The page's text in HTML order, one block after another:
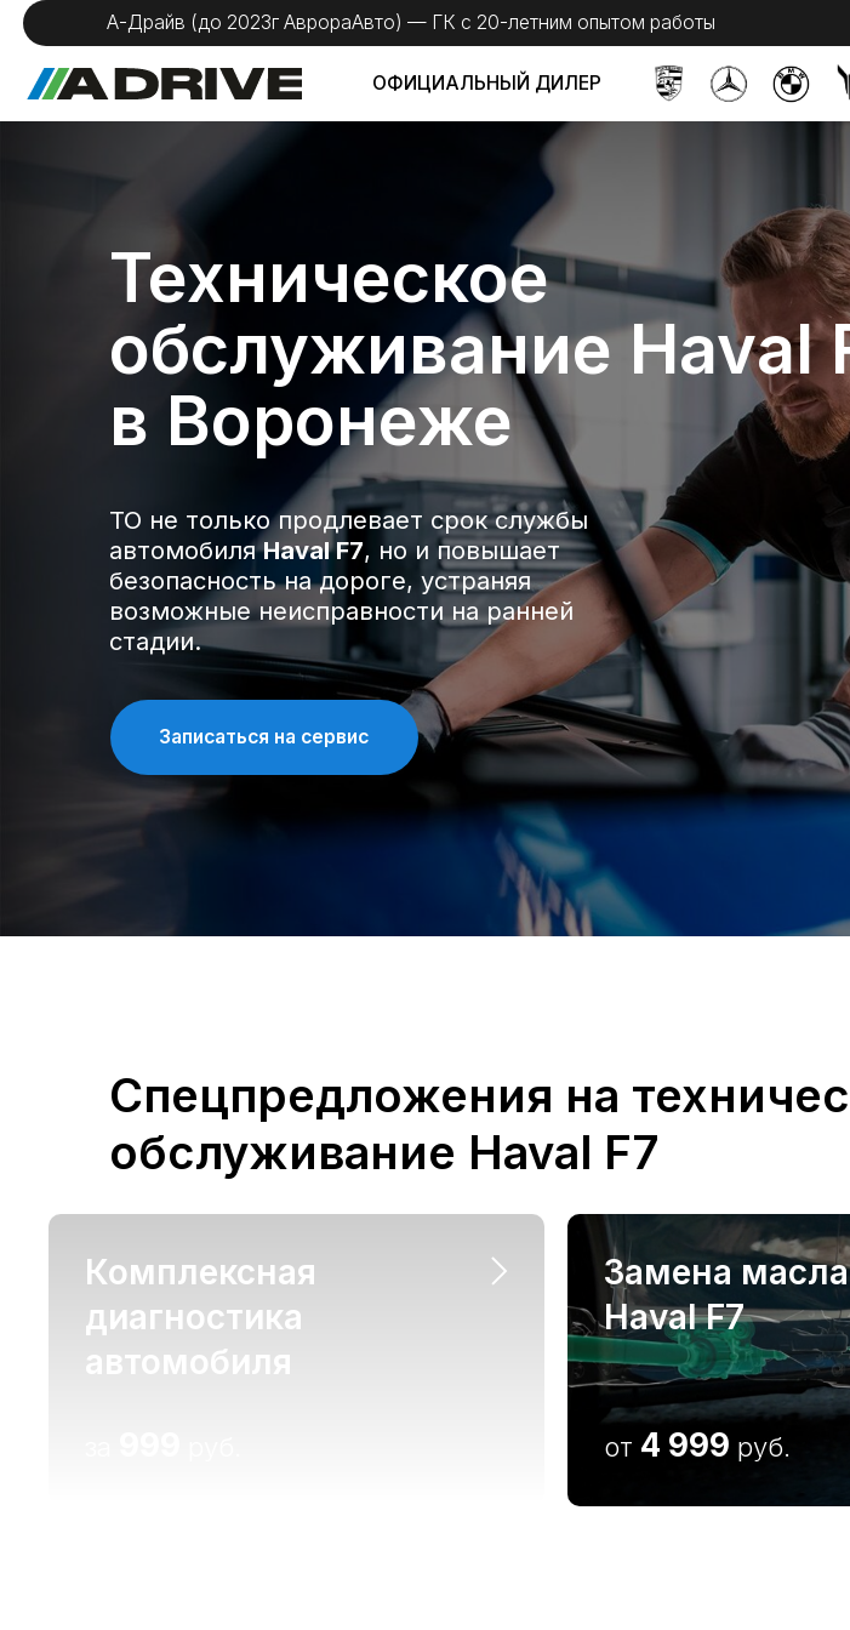
А-Драйв (до 2023г АврораАвто) — ГК с 20-летним опытом работы
ОФИЦИАЛЬНЫЙ ДИЛЕР
Техническое
обслуживание Haval F7
в Воронеже
ТО не только продлевает срок службы
Haval F7 , но и повышает
безопасность на дороге, устраняя
возможные неисправности на ранней
стадии.
Записаться на сервис
Комплексная
диагностика
автомобиля
Замена масла
Haval F7
от 4 999 руб.